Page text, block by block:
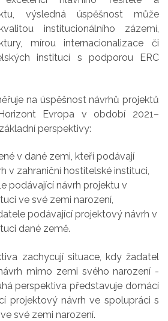
výsledná úspěšnost může
institucionálního zázemí,
mírou internacionalizace či
institucí s podporou ERC
na úspěšnost návrhů projektů
Evropa v období 2021–
perspektivy:
v dané zemi, kteří podávají
v zahraniční hostitelské instituci,
podávající návrh projektu v
ve své zemi narození,
podávající projektový návrh v
dané země.
zachycují situace, kdy žadatel
mimo zemi svého narození -
perspektiva představuje domácí
projektový návrh ve spolupráci s
své zemi narození.